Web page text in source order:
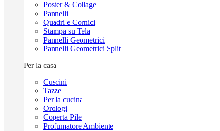
Poster & Collage
Pannelli
Quadri e Cornici
Stampa su Tela
Pannelli Geometrici
Pannelli Geometrici Split
Per la casa
Cuscini
Tazze
Per la cucina
Orologi
Coperta Pile
Profumatore Ambiente